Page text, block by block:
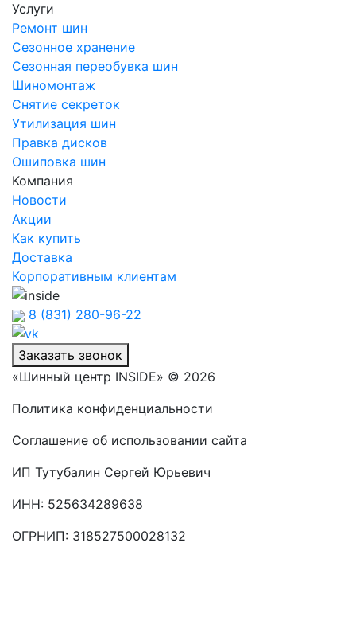
Услуги
Ремонт шин
Сезонное хранение
Сезонная переобувка шин
Шиномонтаж
Снятие секреток
Утилизация шин
Правка дисков
Ошиповка шин
Компания
Новости
Акции
Как купить
Доставка
Корпоративным клиентам
8 (831) 280-96-22
Заказать звонок
«Шинный центр INSIDE» © 2026
Политика конфиденциальности
Соглашение об использовании сайта
ИП Тутубалин Сергей Юрьевич
ИНН: 525634289638
ОГРНИП: 318527500028132